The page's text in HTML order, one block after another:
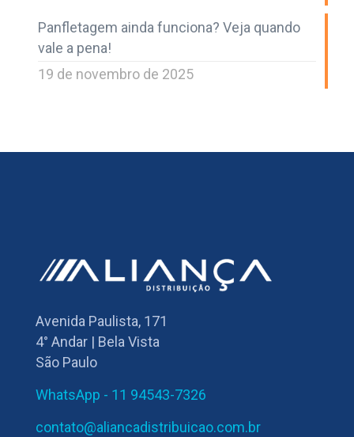
Panfletagem ainda funciona? Veja quando
vale a pena!
19 de novembro de 2025
Avenida Paulista, 171
4° Andar | Bela Vista
São Paulo
WhatsApp - 11 94543-7326
contato@aliancadistribuicao.com.br